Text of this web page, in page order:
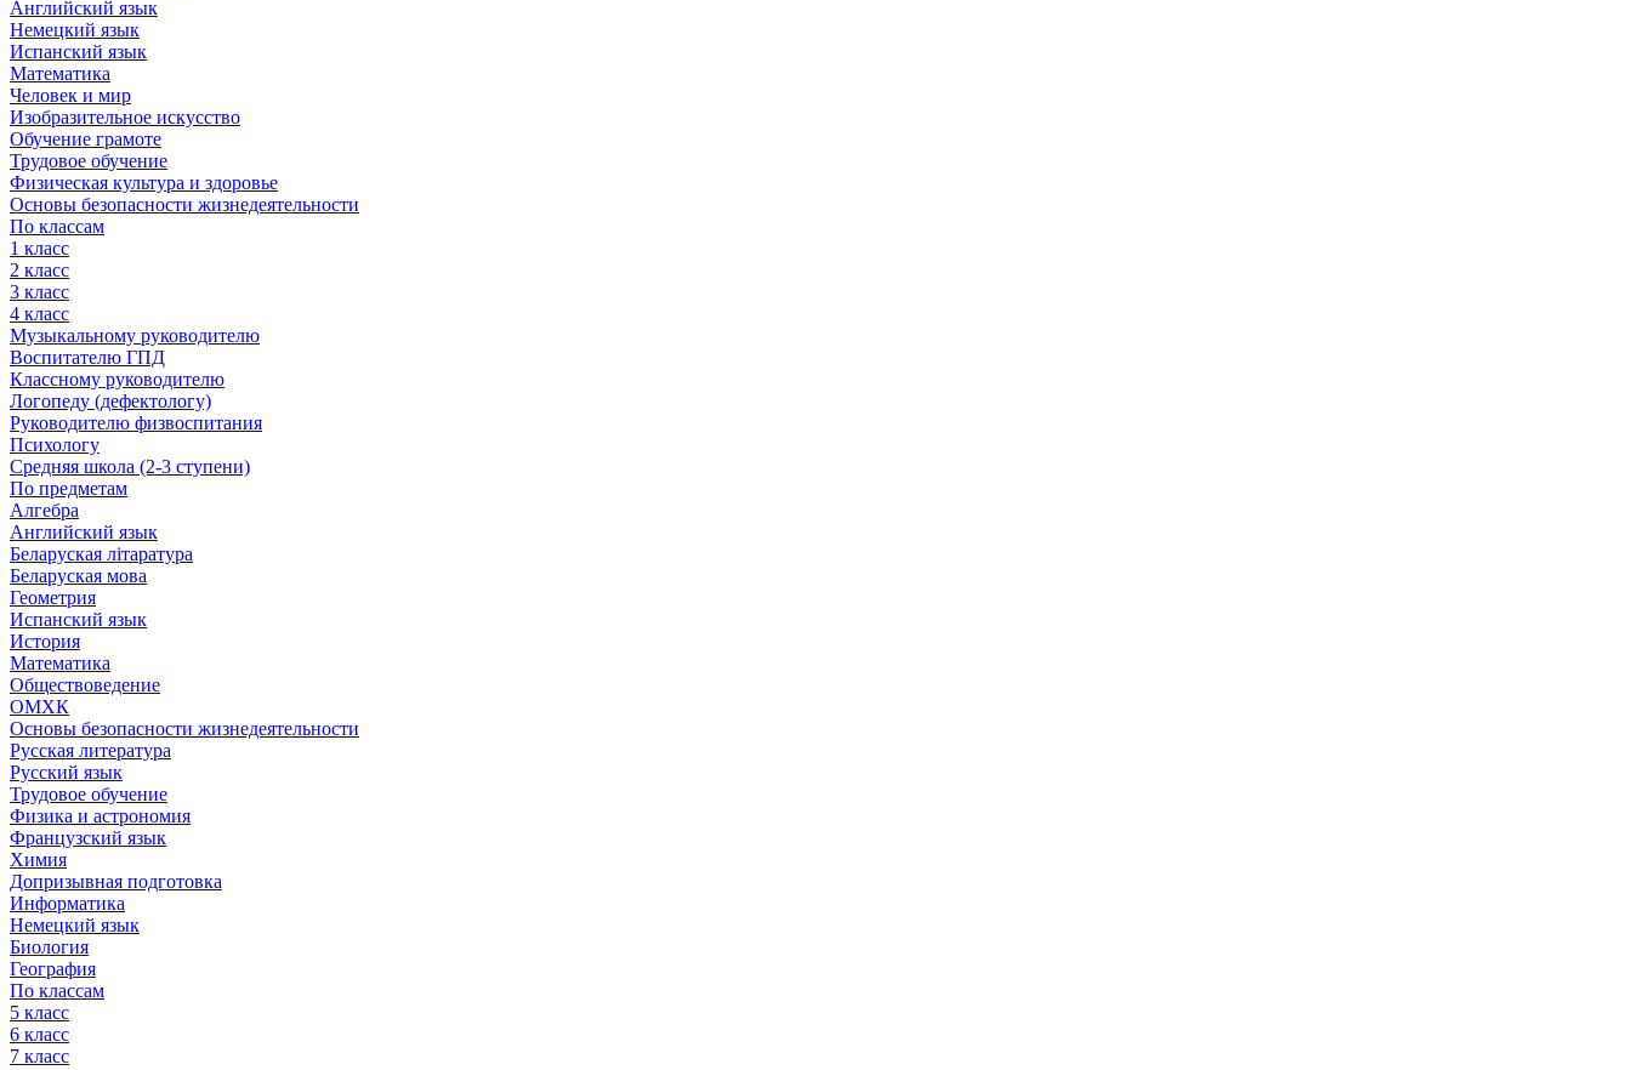
Английский язык
Немецкий язык
Испанский язык
Математика
Человек и мир
Изобразительное искусство
Обучение грамоте
Трудовое обучение
Физическая культура и здоровье
Основы безопасности жизнедеятельности
По классам
1 класс
2 класс
3 класс
4 класс
Музыкальному руководителю
Воспитателю ГПД
Классному руководителю
Логопеду (дефектологу)
Руководителю физвоспитания
Психологу
Средняя школа (2-3 ступени)
По предметам
Алгебра
Английский язык
Беларуская літаратура
Беларуская мова
Геометрия
Испанский язык
История
Математика
Обществоведение
ОМХК
Основы безопасности жизнедеятельности
Русская литература
Русский язык
Трудовое обучение
Физика и астрономия
Французский язык
Химия
Допризывная подготовка
Информатика
Немецкий язык
Биология
География
По классам
5 класс
6 класс
7 класс